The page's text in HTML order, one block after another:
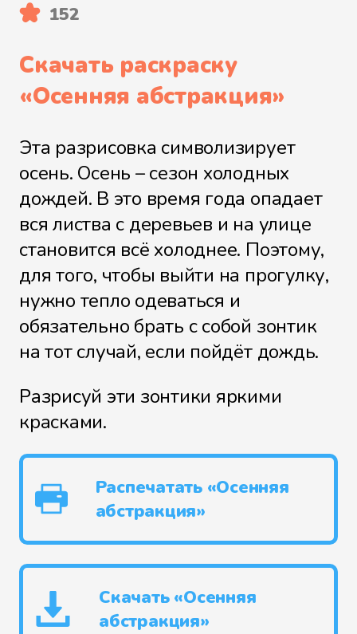
152
Скачать раскраску
«Осенняя абстракция»
Эта разрисовка символизирует
осень. Осень – сезон холодных
дождей. В это время года опадает
вся листва с деревьев и на улице
становится всё холоднее. Поэтому,
для того, чтобы выйти на прогулку,
нужно тепло одеваться и
обязательно брать с собой зонтик
на тот случай, если пойдёт дождь.
Разрисуй эти зонтики яркими
красками.
Распечатать «Осенняя
абстракция»
Скачать «Осенняя
абстракция»